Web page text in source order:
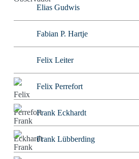
Elias Gudwis
Fabian P. Hartje
Felix Leiter
Felix Perrefort
Frank Eckhardt
Frank Lübberding